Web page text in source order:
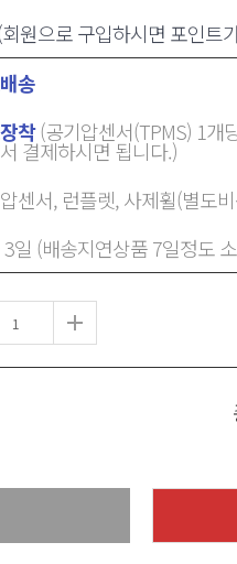
원으로 구입하시면 포인트
송
착(공기압센서(TPMS) 1개
결제하시면 됩니다.)
센서, 런플렛, 사제휠(별도
일 (배송지연상품 7일정도